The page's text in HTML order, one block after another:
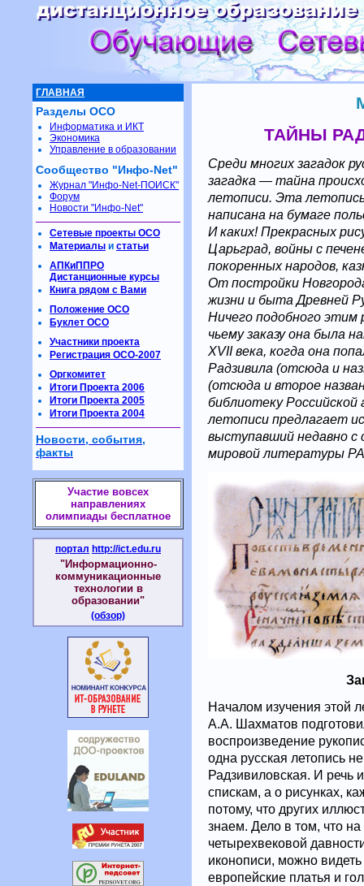
ТАЙНЫ
Среди многих загадок
загадка — тайна
летописи. Эта
написана на бумаге
И каких! Прекрасных
Царьград, войны с
покоренных народов,
От постройки
жизни и быта Древней
Ничего подобного этим
чьему заказу она была
XVII века, когда она
Радзивила (отсюда и
(отсюда и второе
библиотеку Российской
летописи предлагает
выступавший недавно
мировой литературы
Началом изучения этой
А.А. Шахматов
воспроизведение
одна русская летопись
Радзивиловская. И речь
спискам, а о рисунках,
потому, что других
знаем. Дело в том, что
четырехвековой
иконописи, можно
европейские платья и
ГЛАВНАЯ
Разделы ОСО
Информатика и ИКТ
Экономика
Управление в образовании
Сообщество "Инфо-Net"
Журнал "Инфо-Net-ПОИСК"
Форум
Новости "Инфо-Net"
Сетевые проекты ОСО
Материалы и статьи
АПКиППРО
Дистанционные курсы
Книга рядом с Вами
Положение ОСО
Буклет ОСО
Участники проекта
Регистрация ОСО-2007
Оргкомитет
Итоги Проекта 2006
Итоги Проекта 2005
Итоги Проекта 2004
Новости, события,
факты
Участие вовсех
направлениях
олимпиады бесплатное
портал http://ict.edu.ru
"Информационно-
коммуникационные
технологии в
образовании"
(обзор)